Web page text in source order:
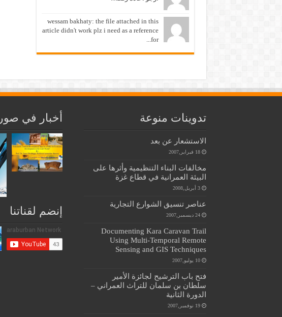
wessam bakhaty: the file attached in this
article didn't work plz i need as a reference
for...
تدوينات منوعة
الاستشعار عن بعد
18 فبراير,2007
مخالفات البناء التنظيمية وأثرها على
البيئة العمرانية في قطاع غزة
3 أبريل,2008
عناصر تنسيق الشوارع التجارية
24 ديسمبر,2007
Documenting Kara Caravan Trail
Using Multi-Temporal Remote
Sensing and GIS Techniques
10 يوليو,2007
فتح باب الترشيح لجائزة الأمير
سلطان بن سلمان للتراث العمراني –
الدورة الثانية
19 نوفمبر,2007
أخبار في صور
إنضم لقناتنا